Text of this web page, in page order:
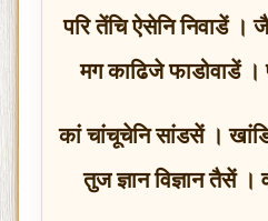
परि तेंचि ऐसेनि निवाडें
मग काढिजे फाडोवाडें
कां चांचूचेनि सांडसें ।
तुज ज्ञान विज्ञान तैसें